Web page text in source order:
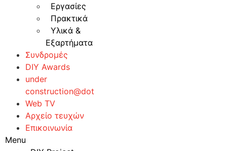
Εργασίες
Πρακτικά
Υλικά &
Εξαρτήματα
Συνδρομές
DIY Awards
under
construction@dot
Web TV
Αρχείο τευχών
Επικοινωνία
Menu